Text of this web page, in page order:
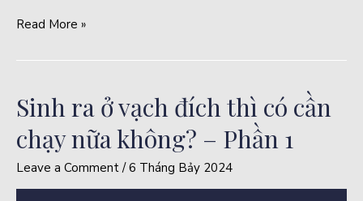
Read More »
Sinh ra ở vạch đích thì có cần
chạy nữa không? – Phần 1
Leave a Comment /6 Tháng Bảy 2024